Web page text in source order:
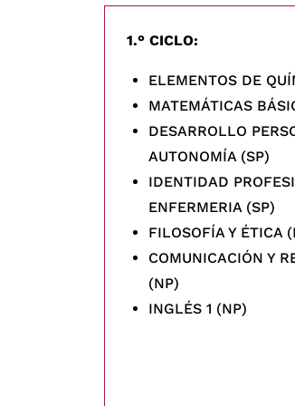
1.° CICLO:
ELEMENTOS DE
MATEMÁTICAS
DESARROLLO
AUTONOMÍA (SP)
IDENTIDAD
ENFERMERIA (SP)
FILOSOFÍA Y ÉTICA
COMUNICACIÓN Y
(NP)
INGLÉS 1 (NP)